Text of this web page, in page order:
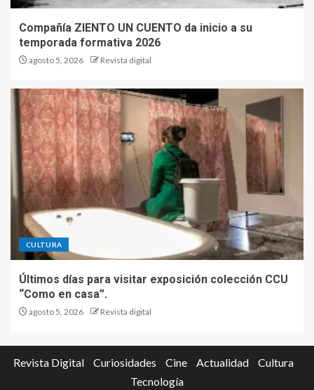
Compañía ZIENTO UN CUENTO da inicio a su
temporada formativa 2026
agosto 5, 2026 Revista digital
CULTURA
Últimos días para visitar exposición colección CCU
“Como en casa”.
agosto 5, 2026 Revista digital
Revista Digital Curiosidades Cine Actualidad
Cultura
Tecnología